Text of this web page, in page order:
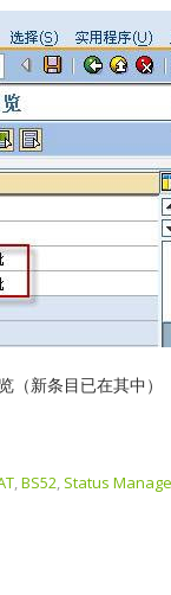
（新条目已在其中）
,BS52, Status